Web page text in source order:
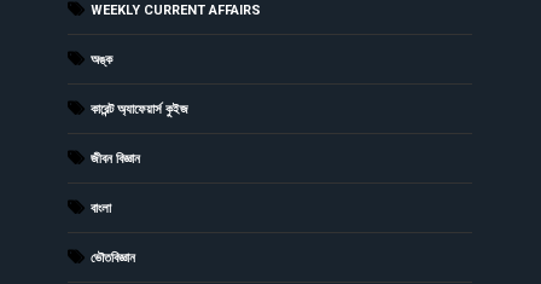
WEEKLY CURRENT AFFAIRS
অঙ্ক
কারেন্ট অ্যাফেয়ার্স কুইজ
জীবন বিজ্ঞান
বাংলা
ভৌতবিজ্ঞান